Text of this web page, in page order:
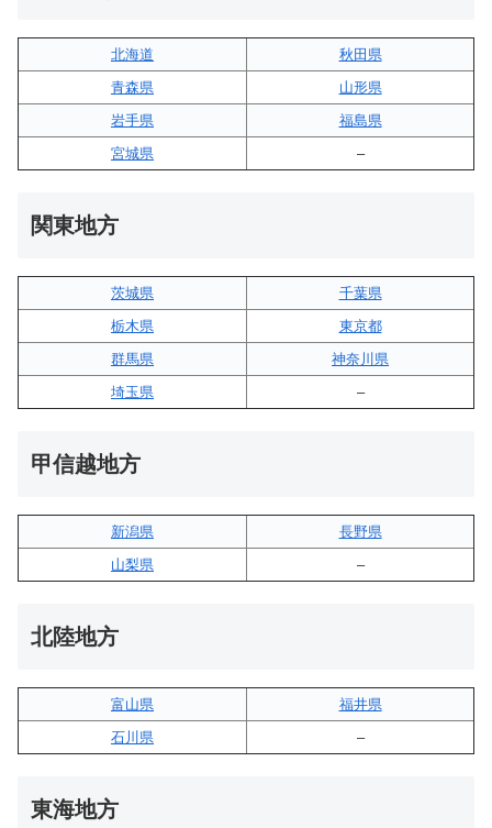
北海道
秋田県
青森県
山形県
岩手県
福島県
宮城県
–
関東地方
茨城県
千葉県
栃木県
東京都
群馬県
神奈川県
埼玉県
–
甲信越地方
新潟県
長野県
山梨県
–
北陸地方
富山県
福井県
石川県
–
東海地方